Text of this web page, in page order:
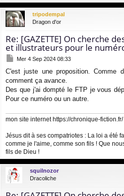
tripodempal
Dragon d'or
Re: [GAZETTE] On cherche
et illustrateurs pour le
M
s
s
a
e
Mer 4 Sep 2024 08:33
C'est juste une proposition. Comme
comment ça avance.
Des que j'ai dompté le FTP je vous
Pour ce numéro ou un autre.
mon site internethttps://chronique-fiction.fr/
Jésus dit à ses compatriotes : La loi a été
comme je l'aime, comme son fils ! Que
fils de Dieu !
squilnozor
Dracoliche